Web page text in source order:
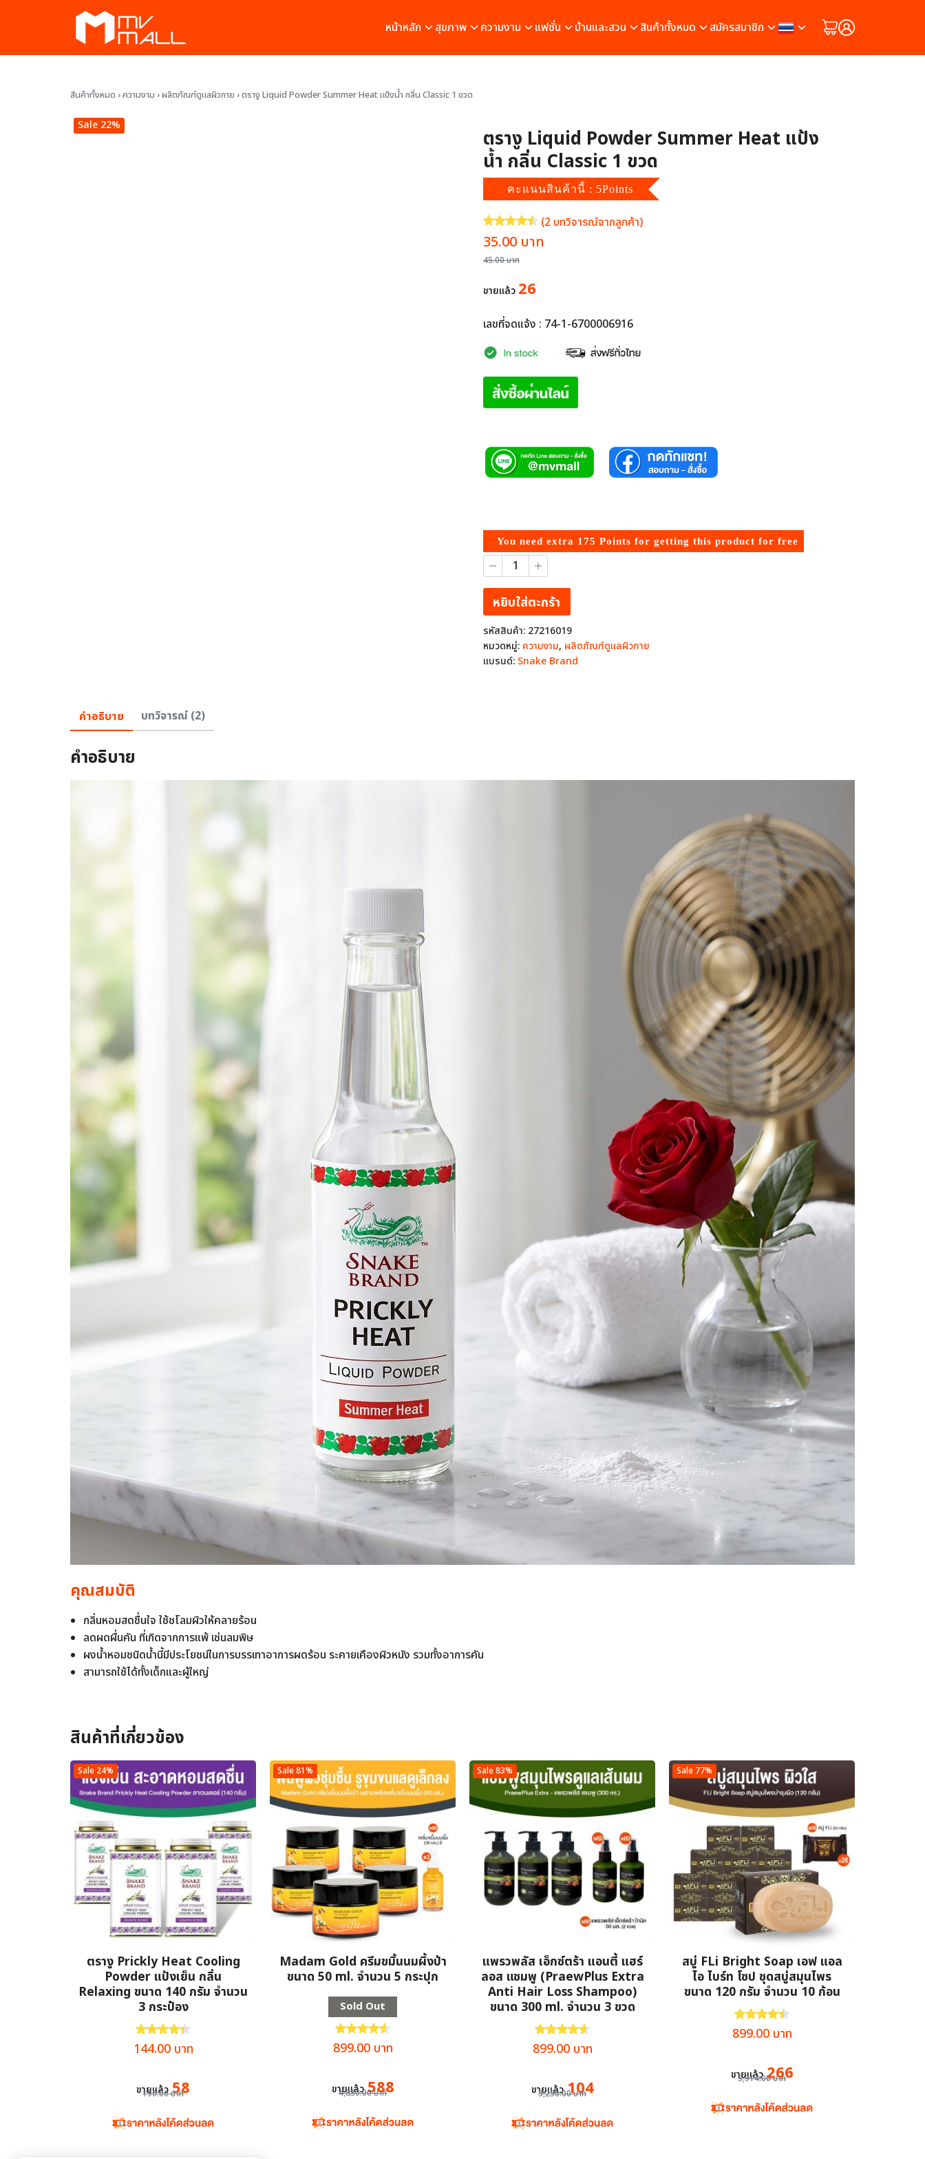
หน้าหลัก สุขภาพ ความงาม แฟชั่น บ้านและสวน สินค้าทั้งหมด สมัครสมาชิก
สินค้าทั้งหมด ›ความงาม ›ผลิตภัณฑ์ดูแลผิวกาย ›ตรางู Liquid Powder Summer Heat แป้งน้ำ กลิ่น Classic 1 ขวด
Sale 22%
ตรางู Liquid Powder Summer Heat แป้ง
น้ำ กลิ่น Classic 1 ขวด
คะแนนสินค้านี้ : 5Points
ให้คะแนน4.50จาก 5 คะแนนเต็มบน2
(2 บทวิจารณ์จากลูกค้า)
45.00บาท
Original
price
was:
35.00 บาท
ขายแล้ว 26
เลขที่จดแจ้ง : 74-1-6700006916
You need extra 175 Points for getting this product for free
จำนวน
ตรา
งู
Liquid
Powder
Summer
Heat
แป้ง
น้ำ
หยิบใส่ตะกร้า
รหัสสินค้า: 27216019
หมวดหมู่: ความงาม, ผลิตภัณฑ์ดูแลผิวกาย
แบรนด์: Snake Brand
คำอธิบาย บทวิจารณ์ (2)
คำอธิบาย
คุณสมบัติ
กลิ่นหอมสดชื่นใจ ใช้ชโลมผิวให้คลายร้อน
ลดผดผื่นคัน ที่เกิดจากการแพ้ เช่นลมพิษ
ผงน้ำหอมชนิดน้ำนี้มีประโยชน์ในการบรรเทาอาการผดร้อน ระคายเคืองผิวหนัง รวมทั้งอาการคัน
สามารถใช้ได้ทั้งเด็กและผู้ใหญ่
สินค้าที่เกี่ยวข้อง
Sale 24%
ตรางู Prickly Heat Cooling
Powder แป้งเย็น กลิ่น
Relaxing ขนาด 140 กรัม จำนวน
3 กระป๋อง
ให้คะแนน4.38
190.00บาท
Original
190.00 บาท.
144.00 บาทCurrent
ขายแล้ว 58
Sale 81%
Madam Gold ครีมขมิ้นนมผึ้งป่า
ขนาด 50 ml. จำนวน 5 กระปุก
Sold Out
ให้คะแนน4.59
4,830.00บาท
Original
was:
4,830.00 บาท.
899.00 บาทCurrent
is:
899.00 บาท.
ขายแล้ว 588
Sale 83%
แพรวพลัส เอ็กซ์ตร้า แอนตี้ แฮร์
ลอส แชมพู (PraewPlus Extra
Anti Hair Loss Shampoo)
ขนาด 300 ml. จำนวน 3 ขวด
ให้คะแนน4.62
5,250.00บาท
Original
was:
5,250.00 บาท.
899.00 บาทCurrent
is:
899.00 บาท.
ขายแล้ว 104
Sale 77%
สบู่ FLi Bright Soap เอฟ แอล
ไอ ไบร์ท โซป ชุดสบู่สมุนไพร
ขนาด 120 กรัม จำนวน 10 ก้อน
ให้คะแนน4.53
3,914.00บาท
Original
was:
3,914.00 บาท.
899.00 บาทCurrent
is:
899.00 บาท.
ขายแล้ว 266